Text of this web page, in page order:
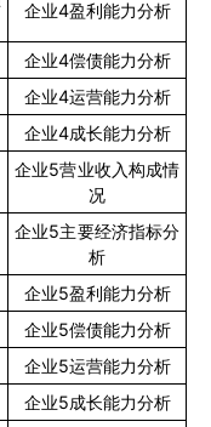
企业4盈利能力分析
企业4偿债能力分析
企业4运营能力分析
企业4成长能力分析
企业5营业收入构成情
况
企业5主要经济指标分
析
企业5盈利能力分析
企业5偿债能力分析
企业5运营能力分析
企业5成长能力分析